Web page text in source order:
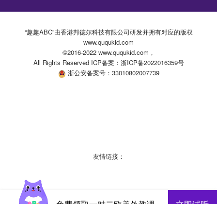
“趣趣ABC”由香港邦德尔科技有限公司研发并拥有对应的版权
www.ququkid.com
©2016-2022 www.ququkid.com，
All Rights Reserved ICP备案：浙ICP备2022016359号
浙公安备案号：33010802007739
友情链接：